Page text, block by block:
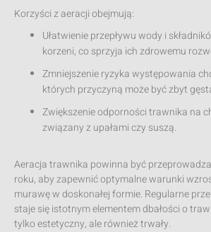
Korzyści z aeracji obejmują:
Ułatwienie przepływu wody i
korzeni, co sprzyja ich zdrowemu
Zmniejszenie ryzyka występowania
których przyczyną może być zbyt
Zwiększenie odporności trawnika na
związany z upałami czy suszą.
Aeracja trawnika powinna być
roku, aby zapewnić optymalne warunki
murawę w doskonałej formie. Regularne
staje się istotnym elementem dbałości o
tylko estetyczny, ale również trwały.